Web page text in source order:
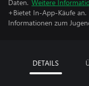
Daten. Weitere
+Bietet In-App-Käufe an.
Informationen zum
DETAILS